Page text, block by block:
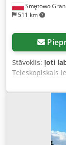
Smętowo
511 km
Stāvoklis: ļoti
Teleskopiskais
2018 4800
t Jauda: 107
Nq Ngo Akrsrf